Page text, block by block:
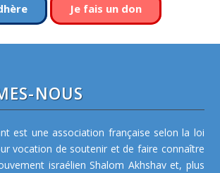
Je fais un don
NOUS
est une association française selon la loi
vocation de soutenir et de faire connaître
israélien Shalom Akhshav et, plus